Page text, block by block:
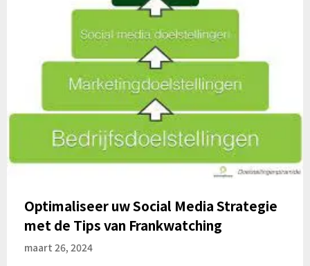
Optimaliseer uw Social Media Strategie
met de Tips van Frankwatching
maart 26, 2024